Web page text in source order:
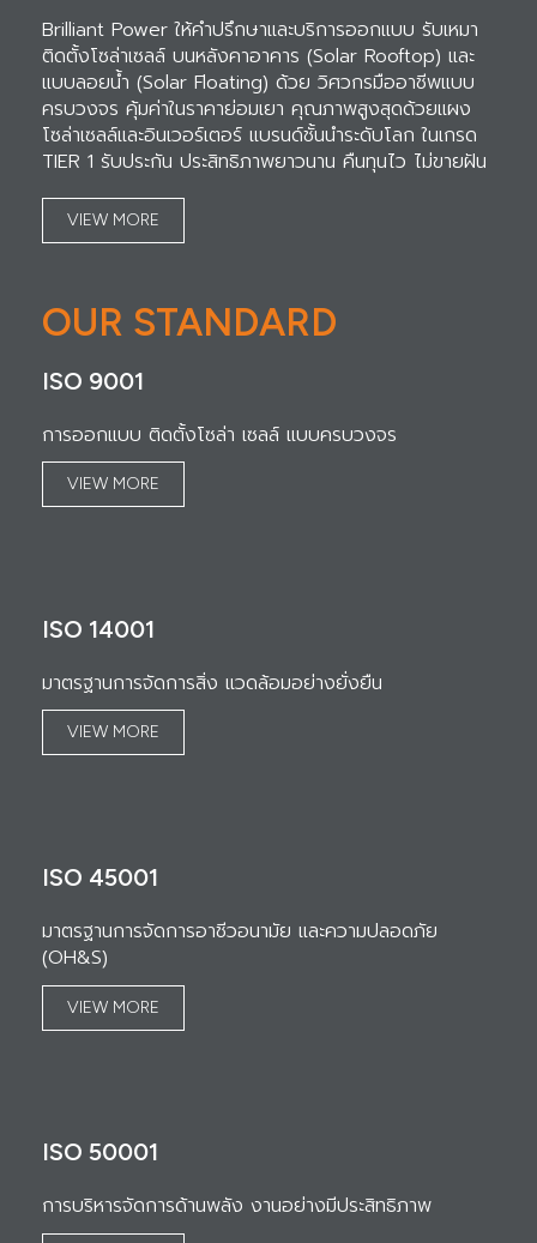
Brilliant Power ให้คำปรึกษาและบริการออกแบบ รับเหมา
ติดตั้งโซล่าเซลล์ บนหลังคาอาคาร (Solar Rooftop) และ
แบบลอยน้ำ (Solar Floating) ด้วย วิศวกรมืออาชีพแบบ
ครบวงจร คุ้มค่าในราคาย่อมเยา คุณภาพสูงสุดด้วยแผง
โซล่าเซลล์และอินเวอร์เตอร์ แบรนด์ชั้นนำระดับโลก ในเกรด
TIER 1 รับประกัน ประสิทธิภาพยาวนาน คืนทุนไว ไม่ขายฝัน
VIEW MORE
OUR STANDARD
ISO 9001
การออกแบบ ติดตั้งโซล่า เซลล์ แบบครบวงจร
VIEW MORE
ISO 14001
มาตรฐานการจัดการสิ่ง แวดล้อมอย่างยั่งยืน
VIEW MORE
ISO 45001
มาตรฐานการจัดการอาชีวอนามัย และความปลอดภัย
(OH&S)
VIEW MORE
ISO 50001
การบริหารจัดการด้านพลัง งานอย่างมีประสิทธิภาพ